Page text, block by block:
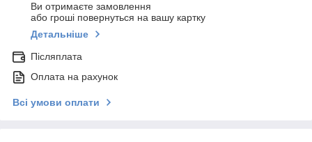
Ви отримаєте замовлення
або гроші повернуться на вашу картку
Детальніше
Післяплата
Оплата на рахунок
Всі умови оплати